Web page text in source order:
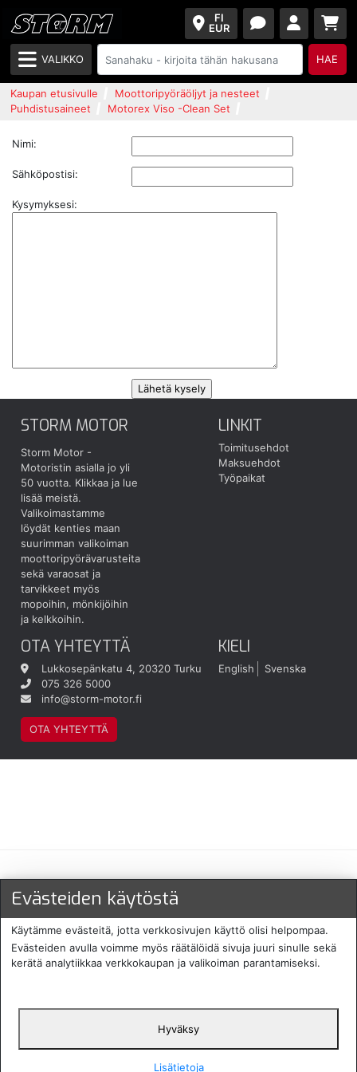
FI
EUR
VALIKKO HAE
Kaupan etusivulle
Moottoripyöräöljyt ja nesteet
Puhdistusaineet
Motorex Viso -Clean Set
Nimi:
Sähköpostisi:
Kysymyksesi:
STORM MOTOR
Storm Motor -
Motoristin asialla jo yli
50 vuotta. Klikkaa ja lue
lisää meistä.
Valikoimastamme
löydät kenties maan
suurimman valikoiman
moottoripyörävarusteita
sekä varaosat ja
tarvikkeet myös
mopoihin, mönkijöihin
ja kelkkoihin.
LINKIT
Toimitusehdot
Maksuehdot
Työpaikat
OTA YHTEYTTÄ
Lukkosepänkatu 4, 20320 Turku
075 326 5000
info@storm-motor.fi
OTA YHTEYTTÄ
KIELI
English Svenska
Maksu- ja toimitustavat
Protecomp
Copyright 2024. All rights
English
Evästeiden käytöstä
Käytämme evästeitä, jotta verkkosivujen käyttö olisi helpompaa.
Evästeiden avulla voimme myös räätälöidä sivuja juuri sinulle sekä
kerätä analytiikkaa verkkokaupan ja valikoiman parantamiseksi.
Hyväksy
Lisätietoja